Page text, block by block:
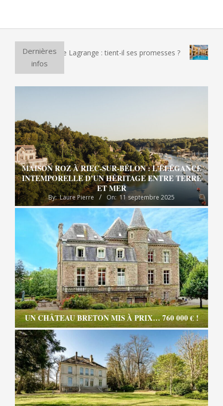
Dernières
infos
Lagrange : tient-il ses promesses ? Et si vous
MAISON ROZ À RIEC-SUR-BÉLON : L’ÉLÉGANCE
INTEMPORELLE D’UN HÉRITAGE ENTRE TERRE
ET MER
By: Laure Pierre On: 11 septembre 2025
UN CHÂTEAU BRETON MIS À PRIX… 760 000 € !